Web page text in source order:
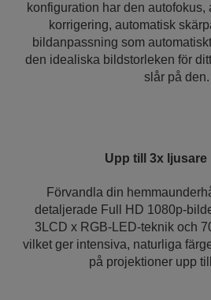
konfiguration har den autofokus,
korrigering, automatisk
bildanpassning som
den idealiska bildstorleken för
slår på den.
Upp till 3x ljusare
Förvandla din
detaljerade Full HD 1080p-
3LCD x RGB-LED-teknik och
vilket ger intensiva, naturliga
på projektioner upp